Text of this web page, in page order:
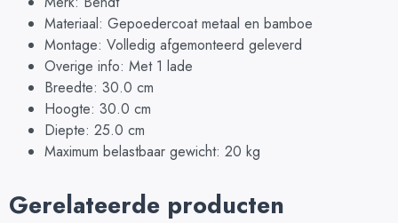
Materiaal: Gepoedercoat metaal en bamboe
Montage: Volledig afgemonteerd geleverd
Overige info: Met 1 lade
Breedte: 30.0 cm
Hoogte: 30.0 cm
Diepte: 25.0 cm
Maximum belastbaar gewicht: 20 kg
Gerelateerde producten